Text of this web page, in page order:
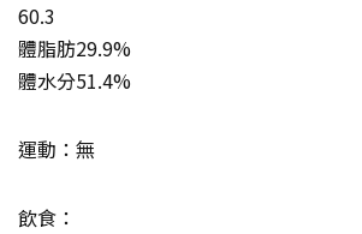
60.3
體脂肪29.9%
體水分51.4%
運動：無
飲食：